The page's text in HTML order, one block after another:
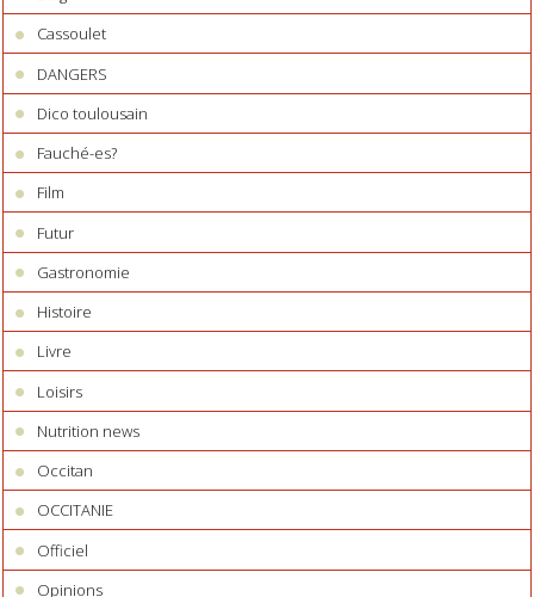
Cassoulet
DANGERS
Dico toulousain
Fauché-es?
Film
Futur
Gastronomie
Histoire
Livre
Loisirs
Nutrition news
Occitan
OCCITANIE
Officiel
Opinions